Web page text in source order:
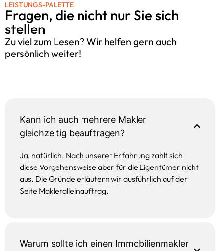
Kann ich auch mehrere Makler
gleichzeitig beauftragen?
Ja, natürlich. Nach unserer Erfahrung zahlt sich
diese Vorgehensweise aber für die Eigentümer nicht
aus. Die Gründe erläutern wir ausführlich auf der
Seite Makleralleinauftrag.
Warum sollte ich einen Immobilienmakler
LEISTUNGS-PALETTE
Fragen, die nicht nur Sie sich
stellen
Zu viel zum Lesen? Wir helfen gern auch
persönlich weiter!